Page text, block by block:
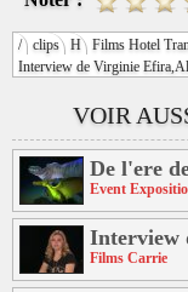
/ clips H
Films Hotel
Interview de Virginie
VOIR
De l'ere
Event
Interview
Films Carrie